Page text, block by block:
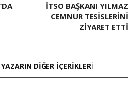
İTSO BAŞKANI YILMAZ
CEMNUR TESİSLERİNİ
ZİYARET ETTİ
YAZARIN DIĞER İÇERIKLERI